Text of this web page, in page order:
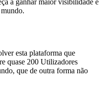
esta plataforma que
quase 200 Utilizadores
que de outra forma não